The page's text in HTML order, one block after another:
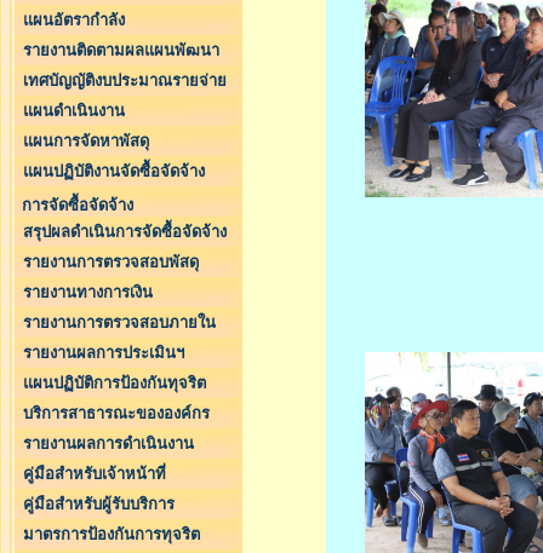
แผนอัตรากำลัง
รายงานติดตามผลแผนพัฒนา
เทศบัญญัติงบประมาณรายจ่าย
แผนดำเนินงาน
แผนการจัดหาพัสดุ
แผนปฏิบัติงานจัดซื้อจัดจ้าง
การจัดซื้อจัดจ้าง
สรุปผลดำเนินการจัดซื้อจัดจ้าง
รายงานการตรวจสอบพัสดุ
รายงานทางการเงิน
รายงานการตรวจสอบภายใน
รายงานผลการประเมินฯ
แผนปฏิบัติการป้องกันทุจริต
บริการสาธารณะขององค์กร
รายงานผลการดำเนินงาน
คู่มือสำหรับเจ้าหน้าที่
คู่มือสำหรับผู้รับบริการ
มาตรการป้องกันการทุจริต